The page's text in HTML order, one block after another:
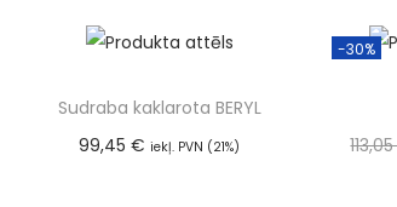
Sudraba kaklarota BERYL
99,45€ iekļ. PVN (21%)
-30%